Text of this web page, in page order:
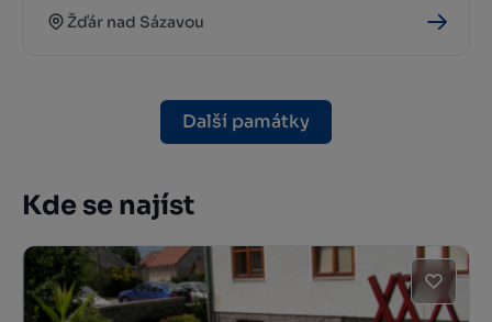
Žďár nad Sázavou
Další památky
Kde se najíst